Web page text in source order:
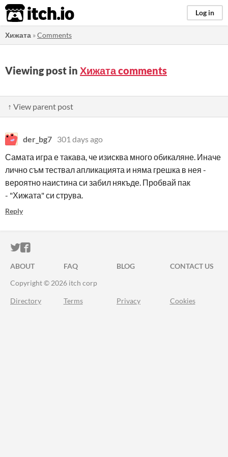
itch.io Log in
Хижата »Comments
Viewing post in Хижата comments
↑ View parent post
der_bg7 301 days ago
Самата игра е такава, че изисква много обикаляне. Иначе
лично съм тествал апликацията и няма грешка в нея -
вероятно наистина си забил някъде. Пробвай пак
- "Хижата" си струва.
Reply
ITCH.IO ON TWITTER
ITCH.IO ON FACEBOOK
ABOUT FAQ BLOG
CONTACT US
Copyright © 2026 itch corp
Directory Terms Privacy Cookies